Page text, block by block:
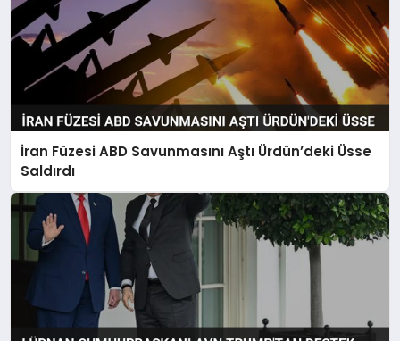
İran Füzesi ABD Savunmasını Aştı Ürdün’deki Üsse
Saldırdı